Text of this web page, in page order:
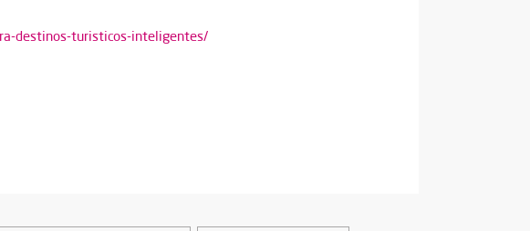
destinos-turisticos-inteligentes/